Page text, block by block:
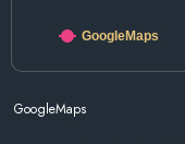
GoogleMaps
GoogleMaps